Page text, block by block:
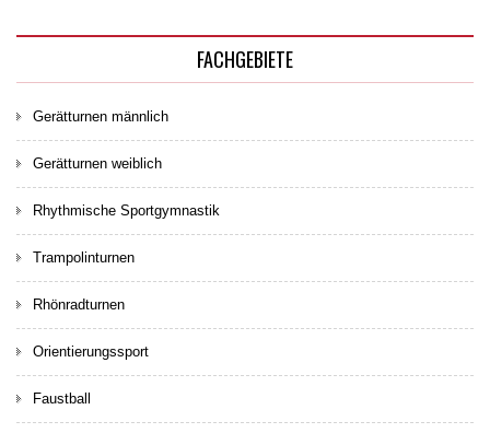
FACHGEBIETE
Gerätturnen männlich
Gerätturnen weiblich
Rhythmische Sportgymnastik
Trampolinturnen
Rhönradturnen
Orientierungssport
Faustball